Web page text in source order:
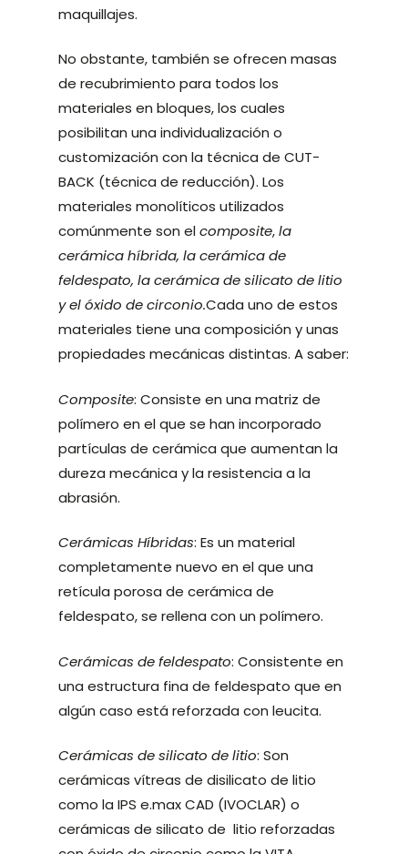
maquillajes.
No obstante, también se ofrecen masas
de recubrimiento para todos los
materiales en bloques, los cuales
posibilitan una individualización o
customización con la técnica de CUT-
BACK (técnica de reducción). Los
materiales monolíticos utilizados
comúnmente son elcomposite,la
cerámica híbrida, la cerámica de
feldespato, la cerámica de silicato de litio
y el óxido de circonio.Cada uno de estos
materiales tiene una composición y unas
propiedades mecánicas distintas. A saber:
Composite: Consiste en una matriz de
polímero en el que se han incorporado
partículas de cerámica que aumentan la
dureza mecánica y la resistencia a la
abrasión.
Cerámicas Híbridas: Es un material
completamente nuevo en el que una
retícula porosa de cerámica de
feldespato, se rellena con un polímero.
Cerámicas de feldespato: Consistente en
una estructura fina de feldespato que en
algún caso está reforzada con leucita.
Cerámicas de silicato de litio: Son
cerámicas vítreas de disilicato de litio
como la IPS e.max CAD (IVOCLAR) o
cerámicas de silicato de litio reforzadas